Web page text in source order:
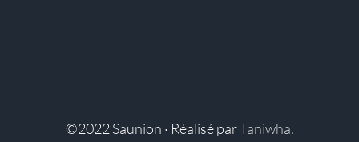
©2022 Saunion · Réalisé parTaniwha.